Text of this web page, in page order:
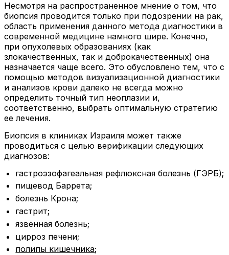
Несмотря на распространенное мнение о том, что
биопсия проводится только при подозрении на рак,
область применения данного метода диагностики в
современной медицине намного шире. Конечно,
при опухолевых образованиях (как
злокачественных, так и доброкачественных) она
назначается чаще всего. Это обусловлено тем, что с
помощью методов визуализационной диагностики
и анализов крови далеко не всегда можно
определить точный тип неоплазии и,
соответственно, выбрать оптимальную стратегию
ее лечения.
Биопсия в клиниках Израиля может также
проводиться с целью верификации следующих
диагнозов:
гастроэзофагеальная рефлюксная болезнь (ГЭРБ);
пищевод Баррета;
болезнь Крона;
гастрит;
язвенная болезнь;
цирроз печени;
полипы кишечника;